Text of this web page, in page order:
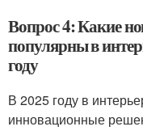
Вопрос 4: Какие
популярны в
году
В 2025 году в
инновационные